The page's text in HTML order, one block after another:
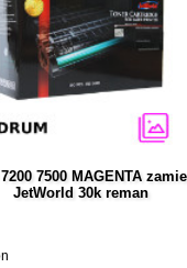
7500 MAGENTA
JetWorld 30k reman